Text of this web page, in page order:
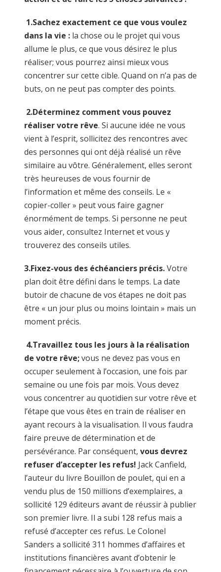
1.Sachez exactement ce que vous voulez
dans la vie : la chose ou le projet qui vous
allume le plus, ce que vous désirez le plus
réaliser; vous pourrez ainsi mieux vous
concentrer sur cette cible. Quand on n’a pas de
buts, on ne peut pas compter des points.
2.Déterminez comment vous pouvez
réaliser votre rêve. Si aucune idée ne vous
vient à l’esprit, sollicitez des rencontres avec
des personnes qui ont déjà réalisé un rêve
similaire au vôtre. Généralement, elles seront
très heureuses de vous fournir de
l’information et même des conseils. Le «
copier-coller » peut vous faire gagner
énormément de temps. Si personne ne peut
vous aider, consultez Internet et vous y
trouverez des conseils utiles.
3.Fixez-vous des échéanciers précis.Votre
plan doit être défini dans le temps. La date
butoir de chacune de vos étapes ne doit pas
être « un jour plus ou moins lointain » mais un
moment précis.
4.Travaillez tous les jours à la réalisation
de votre rêve;vous ne devez pas vous en
occuper seulement à l’occasion, une fois par
semaine ou une fois par mois. Vous devez
vous concentrer au quotidien sur votre rêve et
l’étape que vous êtes en train de réaliser en
ayant recours à la visualisation. Il vous faudra
faire preuve de détermination et de
persévérance. Par conséquent, vous devrez
refuser d’accepter les refus! Jack Canfield,
l’auteur du livre Bouillon de poulet, qui en a
vendu plus de 150 millions d’exemplaires, a
sollicité 129 éditeurs avant de réussir à publier
son premier livre. Il a subi 128 refus mais a
refusé d’accepter ces refus. Le Colonel
Sanders a sollicité 311 hommes d’affaires et
institutions financières avant d’obtenir le